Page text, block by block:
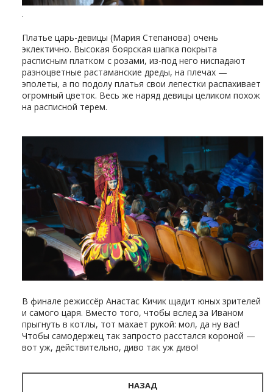
.
Платье царь-девицы (Мария Степанова) очень
эклектично. Высокая боярская шапка покрыта
расписным платком с розами, из-под него ниспадают
разноцветные растаманские дреды, на плечах —
эполеты, а по подолу платья свои лепестки распахивает
огромный цветок. Весь же наряд девицы целиком похож
на расписной терем.
В финале режиссёр Анастас Кичик щадит юных зрителей
и самого царя. Вместо того, чтобы вслед за Иваном
прыгнуть в котлы, тот махает рукой: мол, да ну вас!
Чтобы самодержец так запросто расстался короной —
вот уж, действительно, диво так уж диво!
НАЗАД